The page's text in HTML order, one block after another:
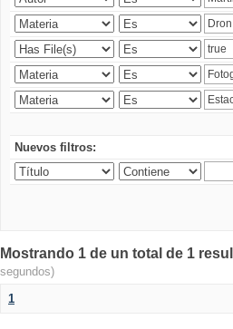
Nuevos filtros:
Mostrando 1 de un total de 1
segundos)
1